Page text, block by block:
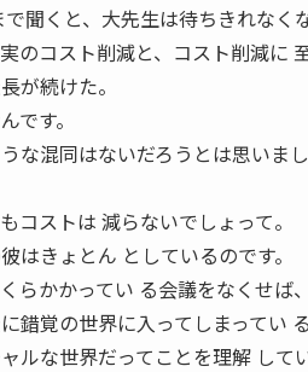
聞くと、大先生は待ちきれなく
実のコスト削減と、コスト削減
が続けた。
です。
な混同はないだろうとは思いま
コストは 減らないでしょって。
はきょとん としているのです。
らかかってい る会議をなくせば
錯覚の世界に入ってしまってい る
ルな世界だってことを理解 して